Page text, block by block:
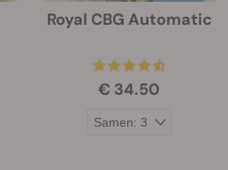
Royal CBG Automatic
€ 34.50